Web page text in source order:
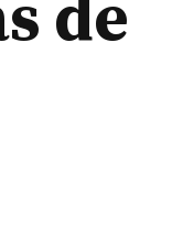
de